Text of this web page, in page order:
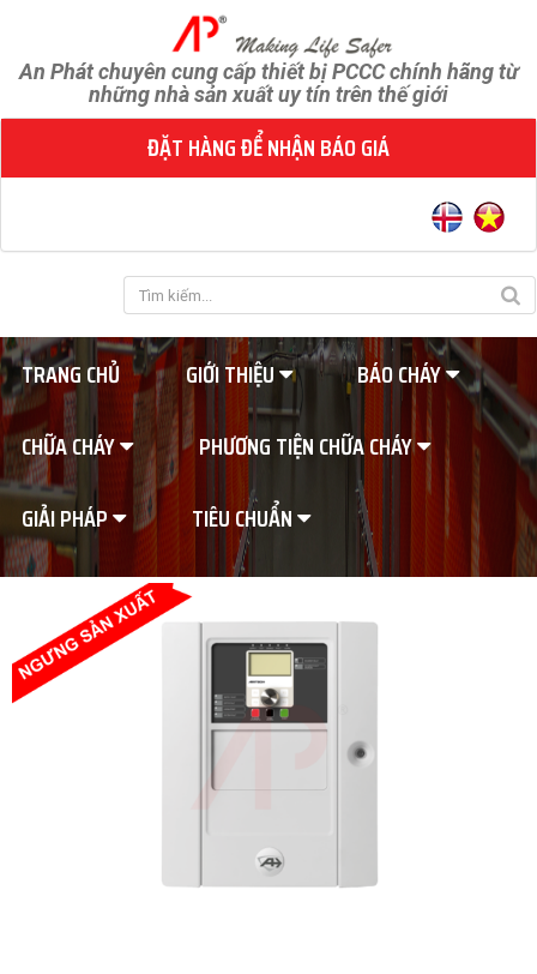
An Phát chuyên cung cấp thiết bị PCCC chính hãng từ
những nhà sản xuất uy tín trên thế giới
ĐẶT HÀNG ĐỂ NHẬN BÁO GIÁ
TRANG CHỦ GIỚI THIỆU
BÁO CHÁY
CHỮA CHÁY
PHƯƠNG TIỆN CHỮA CHÁY
GIẢI PHÁP
TIÊU CHUẨN